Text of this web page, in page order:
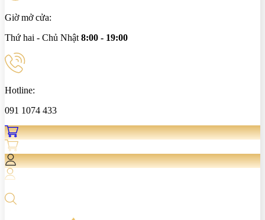
Giờ mở cửa:
Thứ hai - Chủ Nhật 8:00 - 19:00
Hotline:
091 1074 433